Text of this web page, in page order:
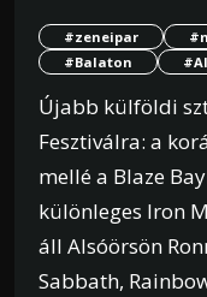
#zeneipar
#Balaton
Újabb külföldi
Fesztiválra: a
mellé a Blaze
különleges Iron
áll Alsóörsön
Sabbath,